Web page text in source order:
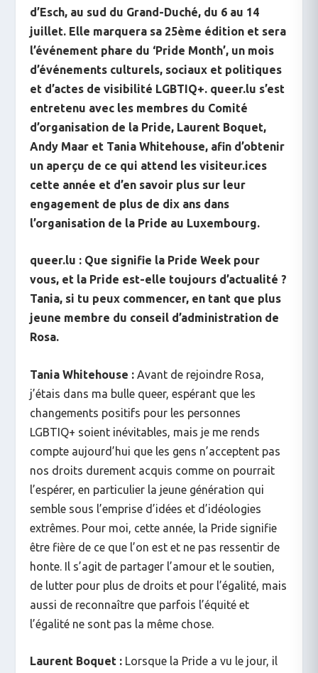
d’Esch, au sud du Grand-Duché, du 6 au 14
juillet. Elle marquera sa 25ème édition et sera
l’événement phare du ‘Pride Month’, un mois
d’événements culturels, sociaux et politiques
et d’actes de visibilité LGBTIQ+. queer.lu s’est
entretenu avec les membres du Comité
d’organisation de la Pride, Laurent Boquet,
Andy Maar et Tania Whitehouse, afin d’obtenir
un aperçu de ce qui attend les visiteur.ices
cette année et d’en savoir plus sur leur
engagement de plus de dix ans dans
l’organisation de la Pride au Luxembourg.
queer.lu : Que signifie la Pride Week pour
vous, et la Pride est-elle toujours d’actualité ?
Tania, si tu peux commencer, en tant que plus
jeune membre du conseil d’administration de
Rosa.
Tania Whitehouse : Avant de rejoindre Rosa,
j’étais dans ma bulle queer, espérant que les
changements positifs pour les personnes
LGBTIQ+ soient inévitables, mais je me rends
compte aujourd’hui que les gens n’acceptent pas
nos droits durement acquis comme on pourrait
l’espérer, en particulier la jeune génération qui
semble sous l’emprise d’idées et d’idéologies
extrêmes. Pour moi, cette année, la Pride signifie
être fière de ce que l’on est et ne pas ressentir de
honte. Il s’agit de partager l’amour et le soutien,
de lutter pour plus de droits et pour l’égalité, mais
aussi de reconnaître que parfois l’équité et
l’égalité ne sont pas la même chose.
Laurent Boquet : Lorsque la Pride a vu le jour, il